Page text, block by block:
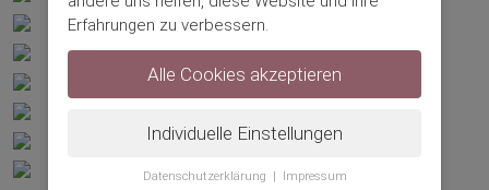
Erfahrungen zu verbessern.
Alle Cookies akzeptieren
Individuelle Einstellungen
Datenschutzerklärung | Impressum